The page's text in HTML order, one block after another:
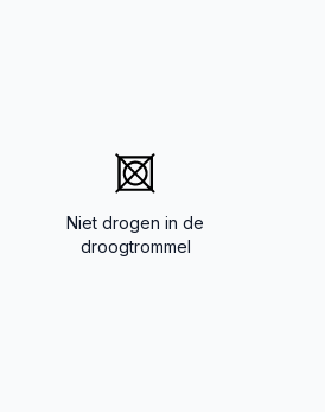
Niet drogen in de
droogtrommel